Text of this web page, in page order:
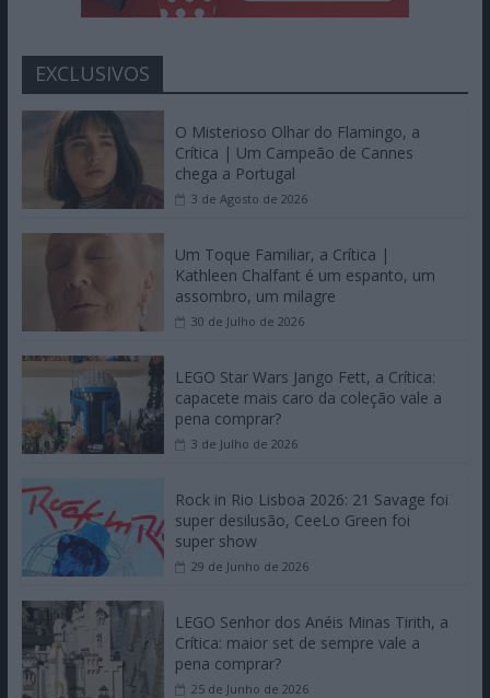
EXCLUSIVOS
O Misterioso Olhar do Flamingo, a
Crítica | Um Campeão de Cannes
chega a Portugal
3 de Agosto de 2026
Um Toque Familiar, a Crítica |
Kathleen Chalfant é um espanto, um
assombro, um milagre
30 de Julho de 2026
LEGO Star Wars Jango Fett, a Crítica:
capacete mais caro da coleção vale a
pena comprar?
3 de Julho de 2026
Rock in Rio Lisboa 2026: 21 Savage foi
super desilusão, CeeLo Green foi
super show
29 de Junho de 2026
LEGO Senhor dos Anéis Minas Tirith, a
Crítica: maior set de sempre vale a
pena comprar?
25 de Junho de 2026